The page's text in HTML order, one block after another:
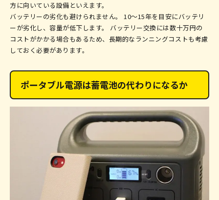
方に向いている設備といえます。
バッテリーの劣化も避けられません。 10〜15年を目安にバッテリ
ーが劣化し、容量が低下します。 バッテリー交換には数十万円の
コストがかかる場合もあるため、長期的なランニングコストも考慮
しておく必要があります。
ポータブル電源は蓄電池の代わりになるか